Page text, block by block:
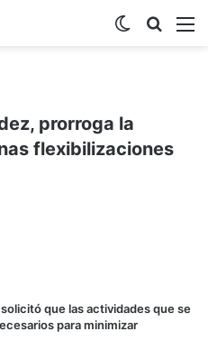
Buscar
Switch skin
prorroga la
flexibilizaciones
que las actividades que se
para minimizar